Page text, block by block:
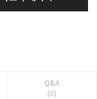
Q&A
(0)